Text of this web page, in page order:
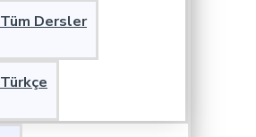
Tüm Dersler
Türkçe